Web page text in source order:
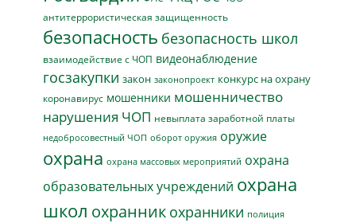
антитеррористическая защищенность
безопасность безопасность школ
взаимодействие с ЧОП видеонаблюдение
госзакупки закон законопроект конкурс на охрану
коронавирус мошенники мошенничество
нарушения ЧОП невыплата заработной платы
недобросовестный ЧОП оборот оружия оружие
охрана охрана массовых мероприятий охрана
образовательных учреждений охрана
школ охранник охранники полиция